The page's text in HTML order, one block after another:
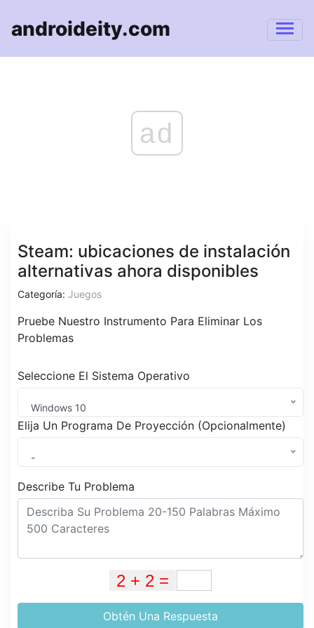
androideity.com
ad
Steam: ubicaciones de instalación
alternativas ahora disponibles
Categoría: Juegos
Pruebe Nuestro Instrumento Para Eliminar Los
Problemas
Seleccione El Sistema Operativo
Windows 10
Elija Un Programa De Proyección (Opcionalmente)
-
Describe Tu Problema
Obtén Una Respuesta